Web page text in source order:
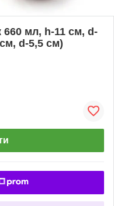
660 мл, h-11 см, d-
d-5,5 см)